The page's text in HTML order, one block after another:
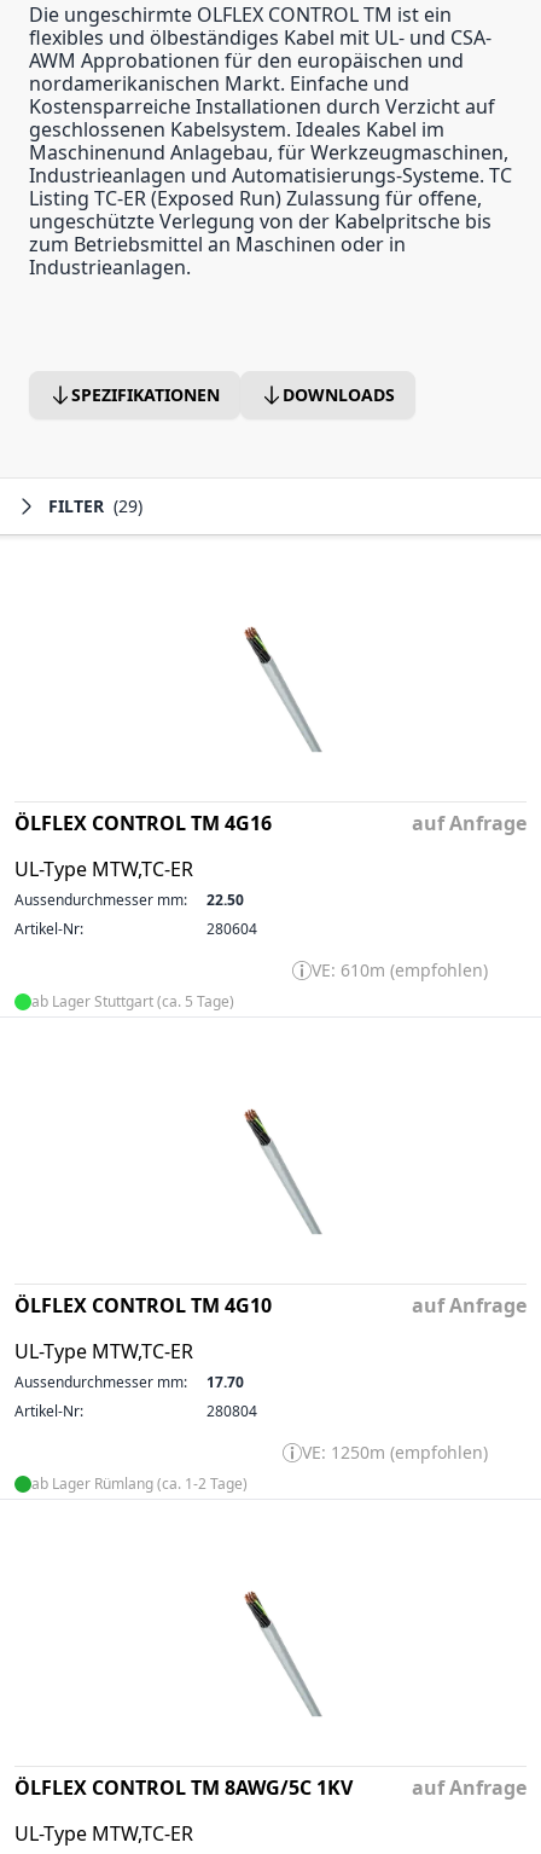
Die ungeschirmte OLFLEX CONTROL TM ist ein
flexibles und ölbeständiges Kabel mit UL- und CSA-
AWM Approbationen für den europäischen und
nordamerikanischen Markt. Einfache und
Kostensparreiche Installationen durch Verzicht auf
geschlossenen Kabelsystem. Ideales Kabel im
Maschinenund Anlagebau, für Werkzeugmaschinen,
Industrieanlagen und Automatisierungs-Systeme. TC
Listing TC-ER (Exposed Run) Zulassung für offene,
ungeschützte Verlegung von der Kabelpritsche bis
zum Betriebsmittel an Maschinen oder in
Industrieanlagen.
SPEZIFIKATIONEN DOWNLOADS
FILTER (29)
ÖLFLEX CONTROL TM 4G16
UL-Type MTW,TC-ER
auf Anfrage
Aussendurchmesser mm:
22.50
Artikel-Nr:
280604
VE: 610m (empfohlen)
ab Lager Stuttgart (ca. 5 Tage)
ÖLFLEX CONTROL TM 4G10
UL-Type MTW,TC-ER
auf Anfrage
Aussendurchmesser mm:
17.70
Artikel-Nr:
280804
VE: 1250m (empfohlen)
ab Lager Rümlang (ca. 1-2 Tage)
ÖLFLEX CONTROL TM 8AWG/5C 1KV
UL-Type MTW,TC-ER
auf Anfrage